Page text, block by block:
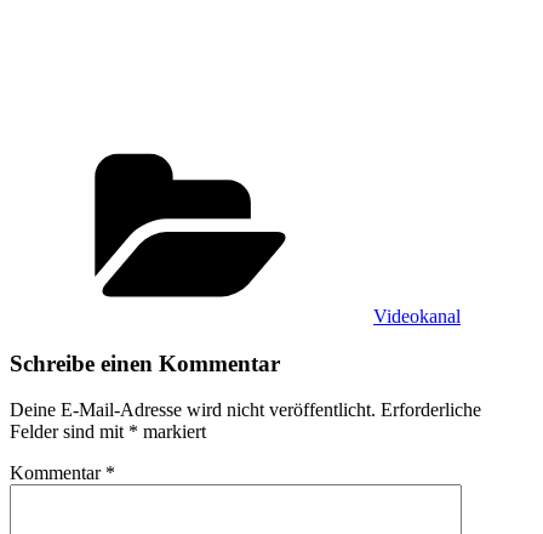
Videokanal
Schreibe einen Kommentar
Deine E-Mail-Adresse wird nicht veröffentlicht. Erforderliche
Felder sind mit * markiert
Kommentar *